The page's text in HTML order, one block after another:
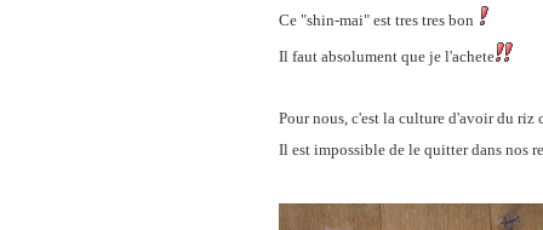
Ce "shin-mai" est tres tres bon
Il faut absolument que je l'achete
Pour nous, c'est la culture d'avoir du riz
Il est impossible de le quitter dans nos